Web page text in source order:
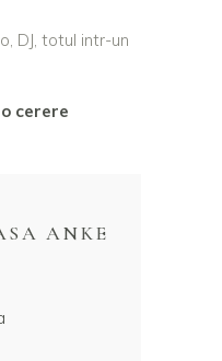
DJ, totul intr-un
cerere
ANKE